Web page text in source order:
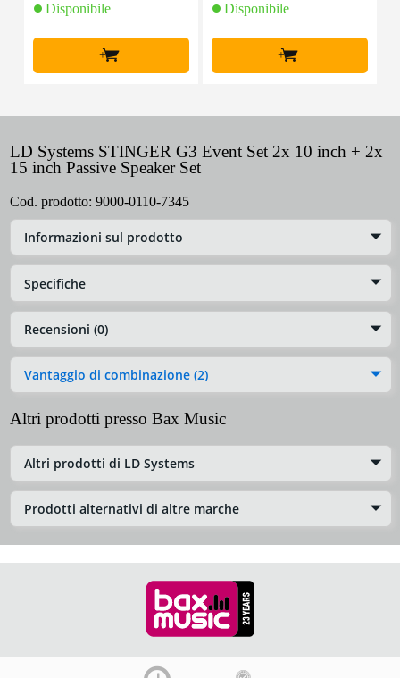
Disponibile
+
Disponibile
+
LD Systems STINGER G3 Event Set 2x 10 inch + 2x
15 inch Passive Speaker Set
Cod. prodotto: 9000-0110-7345
Informazioni sul prodotto
Specifiche
Recensioni (0)
Vantaggio di combinazione (2)
Altri prodotti presso Bax Music
Altri prodotti di LD Systems
Prodotti alternativi di altre marche